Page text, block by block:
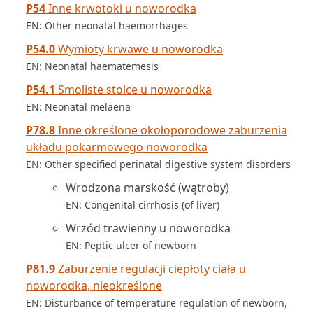
P54Inne krwotoki u noworodka
EN: Other neonatal haemorrhages
P54.0Wymioty krwawe u noworodka
EN: Neonatal haematemesis
P54.1 Smoliste stolce u noworodka
EN: Neonatal melaena
P78.8Inne określone okołoporodowe zaburzenia
układu pokarmowego noworodka
EN: Other specified perinatal digestive system disorders
Wrodzona marskość (wątroby)
EN: Congenital cirrhosis (of liver)
Wrzód trawienny u noworodka
EN: Peptic ulcer of newborn
P81.9Zaburzenie regulacji ciepłoty ciała u
noworodka, nieokreślone
EN: Disturbance of temperature regulation of newborn,